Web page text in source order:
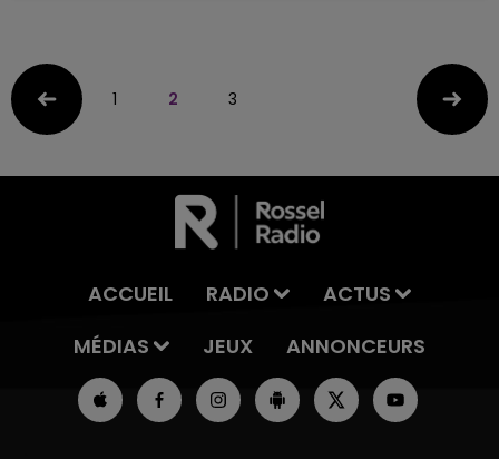
1 2 3
ACCUEIL RADIO
ACTUS
MÉDIAS
JEUX ANNONCEURS